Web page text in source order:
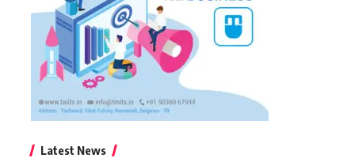
Latest News